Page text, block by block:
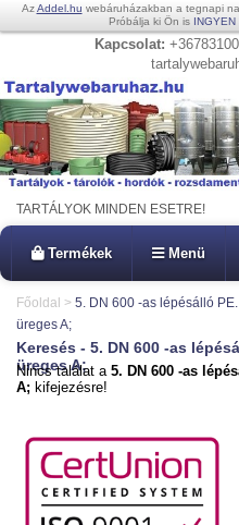
AzAddel.hu webáruházakban a tegnapi
Próbálja ki Ön is INGYEN
Kapcsolat:
TARTÁLYOK MINDEN ESETRE!
Termékek Menü
Főoldal > 5. DN 600 -as lépésálló
üreges A;
Keresés - 5. DN 600 -as
üreges A;
Nincs találat a 5. DN 600 -as
A; kifejezésre!